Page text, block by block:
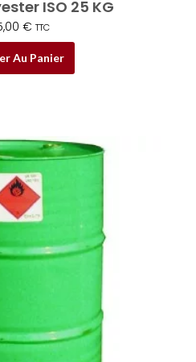
ISO 25 KG
€ TTC
Au Panier